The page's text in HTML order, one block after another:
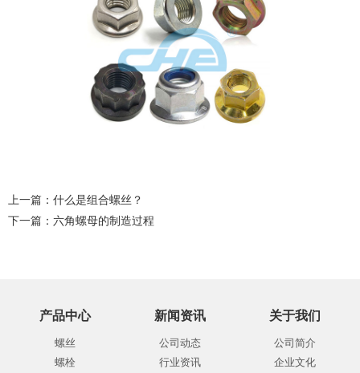
上一篇： 什么是组合螺丝？
下一篇： 六角螺母的制造过程
产品中心
螺丝
螺栓
新闻资讯
公司动态
行业资讯
关于我们
公司简介
企业文化